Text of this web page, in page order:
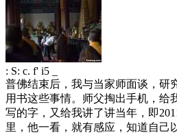
: S: c. f' i5 _
普佛结束后，我与当家师面谈，研
用书这些事情。师父掏出手机，给
写的字，又给我讲了讲当年，即
里，他一看，就有感应，知道自己